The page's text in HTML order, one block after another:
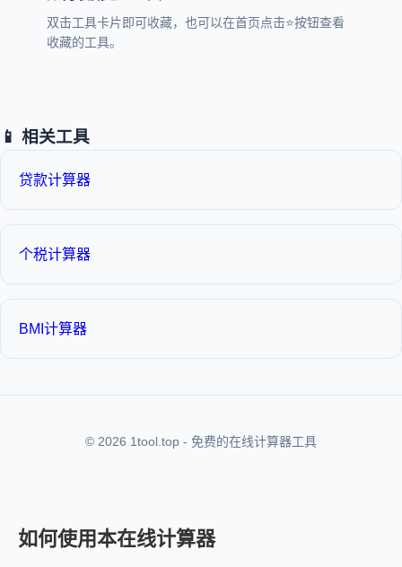
双击工具卡片即可收藏，也可以在首页点击⭐按钮查看
收藏的工具。
📱 相关工具
贷款计算器
个税计算器
BMI计算器
© 2026 1tool.top - 免费的在线计算器工具
如何使用本在线计算器